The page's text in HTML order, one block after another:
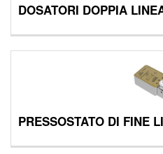
DOSATORI DOPPIA
PRESSOSTATO DI FINE